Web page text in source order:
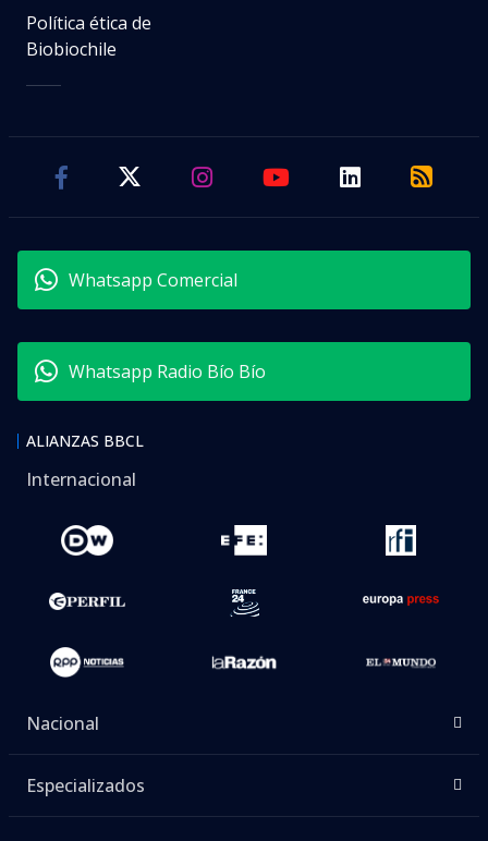
Política ética de
Biobiochile
Whatsapp Comercial
Whatsapp Radio Bío Bío
ALIANZAS BBCL
Internacional
Nacional
Especializados